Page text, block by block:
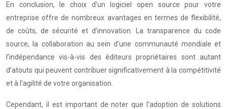
En conclusion, le choix d’un logiciel open source pour votre
entreprise offre de nombreux avantages en termes de flexibilité,
de coûts, de sécurité et d’innovation. La transparence du code
source, la collaboration au sein d’une communauté mondiale et
l’indépendance vis-à-vis des éditeurs propriétaires sont autant
d’atouts qui peuvent contribuer significativement à la compétitivité
et à l’agilité de votre organisation.
Cependant, il est important de noter que l’adoption de solutions